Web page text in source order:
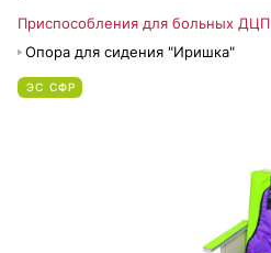
Приспособления для больных ДЦП
Опора для сидения "Иришка"
ЭС СФР